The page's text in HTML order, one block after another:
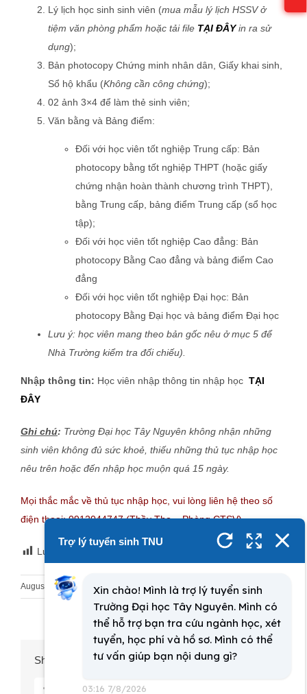
Lý lịch học sinh sinh viên (mua mẫu lý lịch HSSV ở
tiệm văn phòng phẩm hoặc tải file TẠI ĐÂYin ra sử
dụng);
Bản photocopy Chứng minh nhân dân, Giấy khai sinh,
Sổ hộ khẩu (Không cần công chứng);
02 ảnh 3×4 để làm thẻ sinh viên;
Văn bằng và Bảng điểm:
Đối với học viên tốt nghiệp Trung cấp: Bản
photocopy bằng tốt nghiệp THPT (hoặc giấy
chứng nhận hoàn thành chương trình THPT),
bằng Trung cấp, bảng điểm Trung cấp (sổ học
tập);
Đối với học viên tốt nghiệp Cao đẳng: Bản
photocopy Bằng Cao đẳng và bảng điểm Cao
đẳng
Đối với học viên tốt nghiệp Đại học: Bản
photocopy Bằng Đại học và bảng điểm Đại học
Lưu ý: học viên mang theo bản gốc nêu ở mục 5 để
Nhà Trường kiểm tra đối chiếu).
Nhập thông tin: Học viên nhập thông tin nhập học TẠI
ĐÂY
Ghi chú: Trường Đại học Tây Nguyên không nhận những
sinh viên không đủ sức khoẻ, thiếu những thủ tục nhập học
nêu trên hoặc đến nhập học muộn quá 15 ngày.
Mọi thắc mắc về thủ tục nhập học, vui lòng liên hệ theo số
điện thoại: 0912044747 (Thầy Thọ = Phòng CTSV)
Lượt xem: 3,184
August 4th, 2022 Tuyển sinh Vừa học Vừa làm
Share This Story, Choose Your Platform!
facebooktwitter pinterestvk